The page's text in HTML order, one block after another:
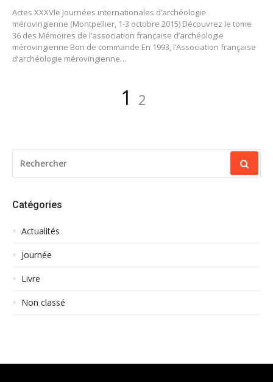
Actes XXXVIe Journées internationales d’archéologie
mérovingienne (Montpellier, 1-3 octobre 2015) Découvrez le tome
36 des Mémoires de l’association française d’archéologie
mérovingienne Bon de commande En 1993, l’Association française
d’archéologie mérovingienne…
Page
1 Page
2
POUR
:
Catégories
Actualités
Journée
Livre
Non classé